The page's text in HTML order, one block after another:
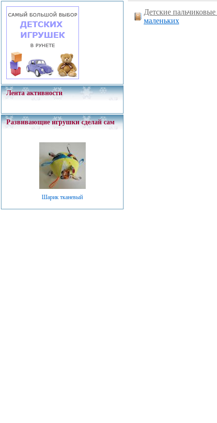
Лента активности
Развивающие игрушки сделай сам
Шарик тканевый
Детские
маленьких